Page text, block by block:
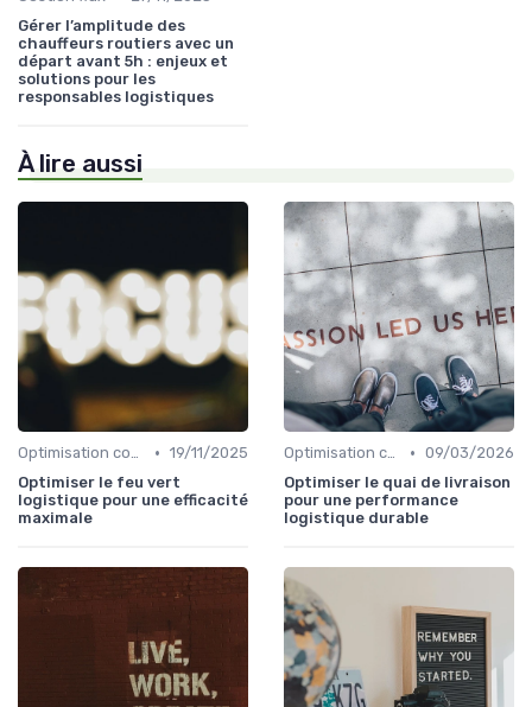
Gérer l’amplitude des
chauffeurs routiers avec un
départ avant 5h : enjeux et
solutions pour les
responsables logistiques
À lire aussi
Optimisation coûts • 19/11/2025
Optimiser le feu vert
logistique pour une efficacité
maximale
Optimisation coûts • 09/03/2026
Optimiser le quai de livraison
pour une performance
logistique durable